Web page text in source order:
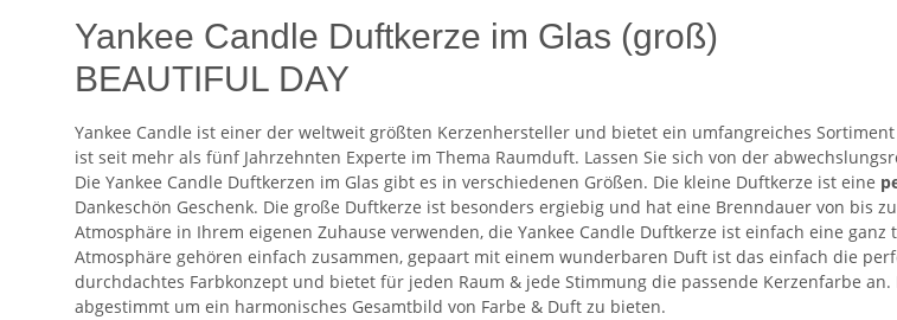
Yankee Candle Duftkerze im Glas (groß)
BEAUTIFUL DAY
Yankee Candle ist einer der weltweit größten Kerzenhersteller und bietet ein umfangreiches
ist seit mehr als fünf Jahrzehnten Experte im Thema Raumduft. Lassen Sie sich von der
Die Yankee Candle Duftkerzen im Glas gibt es in verschiedenen Größen. Die kleine Duftkerze ist eine
Dankeschön Geschenk. Die große Duftkerze ist besonders ergiebig und hat eine Brenndauer von bis
Atmosphäre in Ihrem eigenen Zuhause verwenden, die Yankee Candle Duftkerze ist einfach eine
Atmosphäre gehören einfach zusammen, gepaart mit einem wunderbaren Duft ist das einfach die
durchdachtes Farbkonzept und bietet für jeden Raum & jede Stimmung die passende Kerzenfarbe
abgestimmt um ein harmonisches Gesamtbild von Farbe & Duft zu bieten.